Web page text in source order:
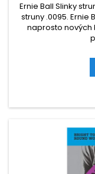
Ernie Ball Slinky
struny .0095. Ernie
naprosto